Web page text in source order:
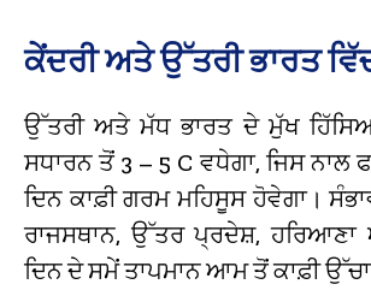
ਕੇਂਦਰੀ ਅਤੇ ਉੱਤਰੀ ਭਾਰਤ
ਉੱਤਰੀ ਅਤੇ ਮੱਧ ਭਾਰਤ ਦੇ ਮੁੱਖ
ਸਧਾਰਨ ਤੋਂ 3 – 5 C ਵਧੇਗਾ, ਜਿਸ ਨਾਲ
ਦਿਨ ਕਾਫ਼ੀ ਗਰਮ ਮਹਿਸੂਸ ਹੋਵੇਗਾ।
ਰਾਜਸਥਾਨ, ਉੱਤਰ ਪ੍ਰਦੇਸ਼, ਹਰਿਆਣਾ
ਦਿਨ ਦੇ ਸਮੇਂ ਤਾਪਮਾਨ ਆਮ ਤੋਂ ਕਾਫ਼ੀ